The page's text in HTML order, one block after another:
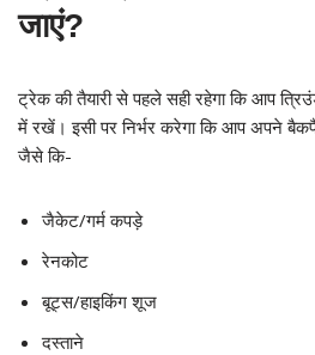
जाएं?
ट्रेक की तैयारी से पहले सही रहेगा कि आप
में रखें। इसी पर निर्भर करेगा कि आप अपने
जैसे कि-
जैकेट/गर्म कपड़े
रेनकोट
बूट्स/हाइकिंग शूज
दस्ताने